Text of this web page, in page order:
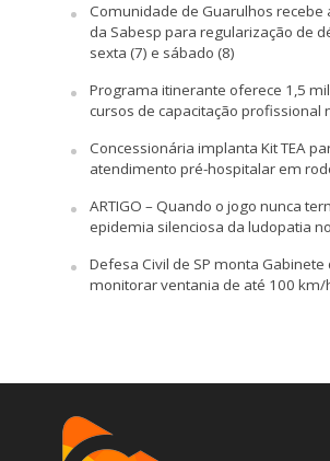
Comunidade de Guarulhos recebe
da Sabesp para regularização de
sexta (7) e sábado (8)
Programa itinerante oferece 1,5
cursos de capacitação profissional
Concessionária implanta Kit TEA
atendimento pré-hospitalar em
ARTIGO – Quando o jogo nunca
epidemia silenciosa da ludopatia
Defesa Civil de SP monta Gabinete
monitorar ventania de até 100 km/